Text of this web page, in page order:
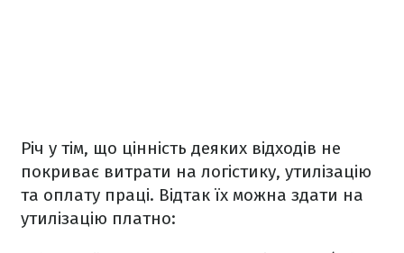
Річ у тім, що цінність деяких відходів не
покриває витрати на логістику, утилізацію
та оплату праці. Відтак їх можна здати на
утилізацію платно: